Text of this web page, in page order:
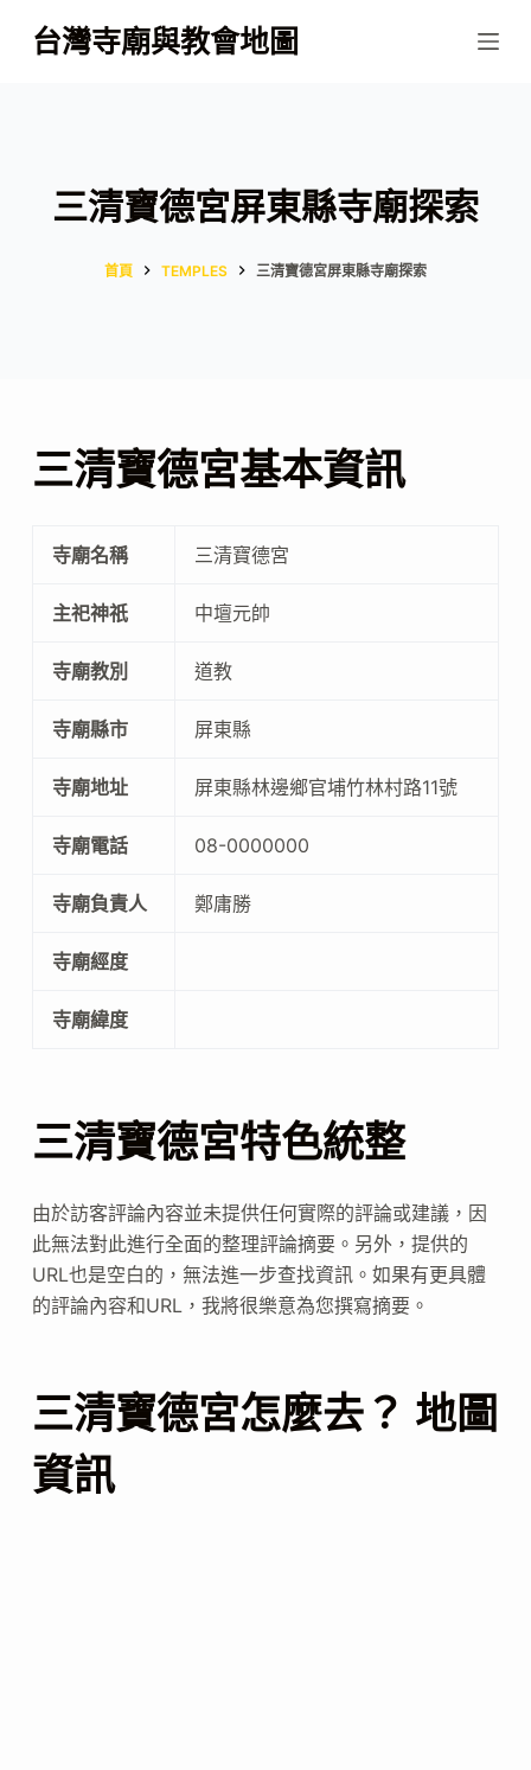
跳
至
台灣寺廟與教會地圖
三清寶德宮屏東縣寺廟探索
首頁 TEMPLES 三清寶德宮屏東縣寺廟探索
三清寶德宮基本資訊
寺廟名稱 三清寶德宮
主祀神祇 中壇元帥
寺廟教別 道教
寺廟縣市 屏東縣
寺廟地址 屏東縣林邊鄉官埔竹林村路11號
寺廟電話 08-0000000
寺廟負責人 鄭庸勝
寺廟經度
寺廟緯度
三清寶德宮特色統整
由於訪客評論內容並未提供任何實際的評論或建議，因
此無法對此進行全面的整理評論摘要。另外，提供的
URL也是空白的，無法進一步查找資訊。如果有更具體
的評論內容和URL，我將很樂意為您撰寫摘要。
三清寶德宮怎麼去？ 地圖
資訊